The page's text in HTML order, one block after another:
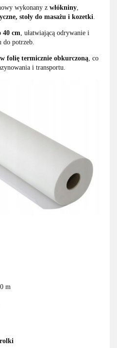
wykonany z włókniny,
stoły do masażu i kozetki.
40 cm, ułatwiającą odrywanie i
do potrzeb.
folię termicznie obkurczoną, co
i transportu.
m